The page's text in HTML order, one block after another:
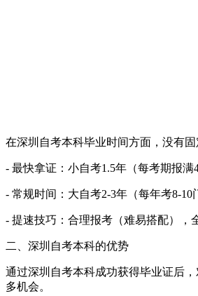
在深圳自考本科毕业时间方面，没有
- 最快拿证：小自考1.5年（每考期报满
- 常规时间：大自考2-3年（每年考8-10
- 提速技巧：合理报考（难易搭配），
二、深圳自考本科的优势
通过深圳自考本科成功获得毕业证后
多机会。